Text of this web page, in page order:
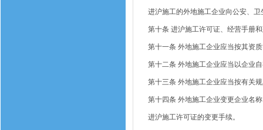
进沪施工的外地施工企业向公安、
第十条 进沪施工许可证、经营手册
第十一条 外地施工企业应当按其资
第十二条 外地施工企业应当以企业
第十三条 外地施工企业应当按有关
第十四条 外地施工企业变更企业名
进沪施工许可证的变更手续。